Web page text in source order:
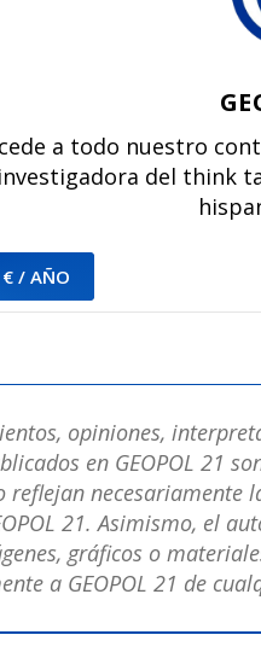
a todo nuestro
investigadora del think
€ / AÑO
opiniones,
en GEOPOL 21
reflejan
21. Asimismo, el
gráficos o
a GEOPOL 21 de